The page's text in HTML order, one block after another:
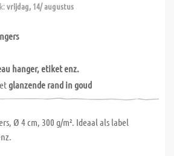
vrijdag, 14/ augustus
hanger, etiket enz.
glanzende rand in goud
Ø 4 cm, 300 g/m². Ideaal als label